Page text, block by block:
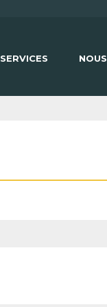
SERVICES NOUS